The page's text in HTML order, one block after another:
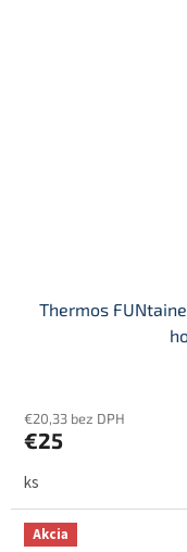
Thermos
€20,33 bez DPH
€25
ks
Akcia